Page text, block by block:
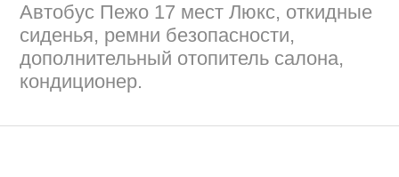
Автобус Пежо 17 мест Люкс, откидные
сиденья, ремни безопасности,
дополнительный отопитель салона,
кондиционер.